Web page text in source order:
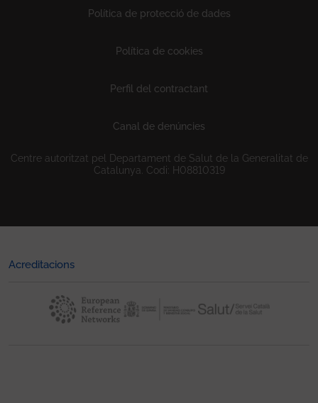
Política de protecció de dades
Política de cookies
Perfil del contractant
Canal de denúncies
Centre autoritzat pel Departament de Salut de la Generalitat de
Catalunya. Codi: H08810319
Acreditacions